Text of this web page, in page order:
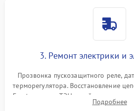
3. Ремонт электрики и
Прозвонка пускозащитного реле,
терморегулятора. Восстановление
Frost, включая ТЭН оттайки и
платы управления при
Подробнее